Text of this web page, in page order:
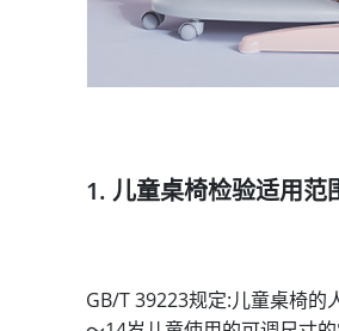
1. 儿童桌椅检验适用范
GB/T 39223规定:儿童桌椅的